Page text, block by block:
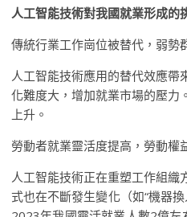
人工智能技術對我國就業形成的
傳統行業工作崗位被替代，弱勢
人工智能技術應用的替代效應
化難度大，增加就業市場的壓力
上升。
勞動者就業靈活度提高，勞動權
人工智能技術正在重塑工作組織
式也在不斷發生變化（如“機器